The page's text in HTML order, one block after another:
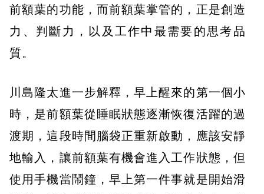
前額葉的功能，而前額葉掌管的，正是創造
力、判斷力，以及工作中最需要的思考品
質。
川島隆太進一步解釋，早上醒來的第一個小
時，是前額葉從睡眠狀態逐漸恢復活躍的過
渡期，這段時間腦袋正重新啟動，應該安靜
地輸入，讓前額葉有機會進入工作狀態，但
使用手機當鬧鐘，早上第一件事就是開始滑